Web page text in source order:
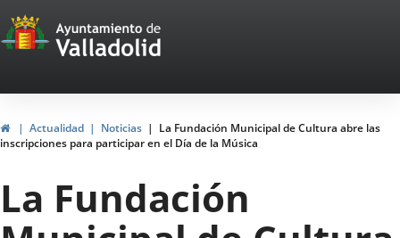
Portal
Web
del
Ayuntamiento
de
Valladolid
InicioActualidad Noticias
La Fundación Municipal de Cultura abre las
inscripciones para participar en el Día de la Música
La Fundación